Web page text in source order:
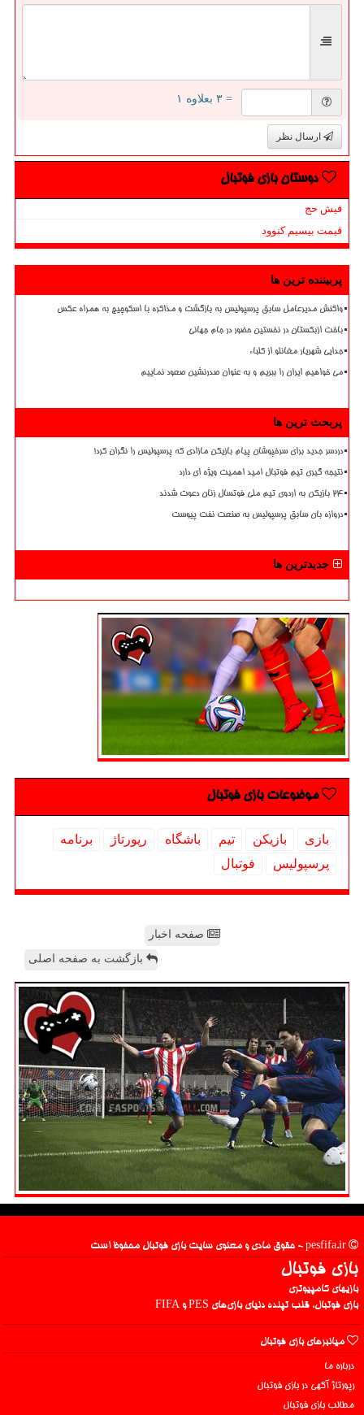
= ۳ بعلاوه ۱
ارسال نظر
دوستان بازی فوتبال
فیش حج
قیمت بیسیم کنوود
پربیننده ترین ها
واکنش مدیرعامل سابق پرسپولیس به بازگشت و مذاکره با اسکوچیچ به همراه عکس
باخت ازبکستان در نخستین حضور در جام جهانی
جدایی شهریار مغانلو از کلباء
می خواهیم ایران را ببریم و به عنوان صدرنشین صعود نماییم
پربحث ترین ها
دردسر جدید برای سرخپوشان پیام بازیکن مازادی که پرسپولیس را نگران کرد!
نتیجه گیری تیم فوتبال امید اهمیت ویژه ای دارد
۲۴ بازیکن به اردوی تیم ملی فوتسال زنان دعوت شدند
دروازه بان سابق پرسپولیس به صنعت نفت پیوست
جدیدترین ها
موضوعات بازی فوتبال
بازی بازیكن تیم باشگاه رپورتاژ
برنامه
پرسپولیس
فوتبال
صفحه اخبار
بازگشت به صفحه اصلی
بازی فوتبال
بازیهای کامپیوتری
بازی فوتبال، قلب تپنده دنیای بازی‌های PES و FIFA
میانبرهای بازی فوتبال
درباره ما
رپورتاژ آگهی در بازی فوتبال
مطالب بازی فوتبال